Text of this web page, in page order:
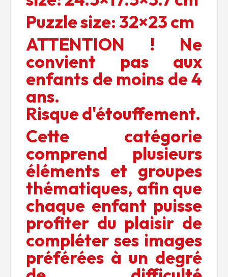
Puzzle size:32×23 cm
ATTENTION ! Ne
convient pas aux
enfants de moins de 4
ans.
Risque d'étouffement.
Cette catégorie
comprend plusieurs
éléments et groupes
thématiques, afin que
chaque enfant puisse
profiter du plaisir de
compléter ses images
préférées à un degré